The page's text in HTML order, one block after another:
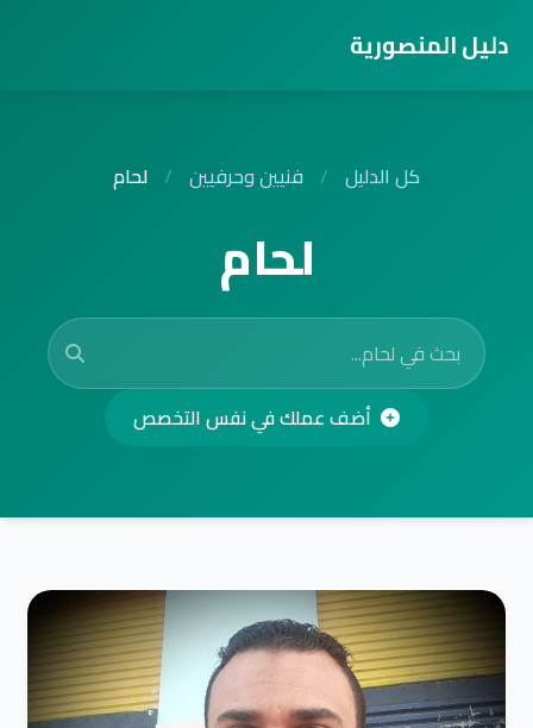
دليل المنصورية
كل الدليل / فنيين وحرفيين / لحام
لحام
أضف عملك في نفس التخصص